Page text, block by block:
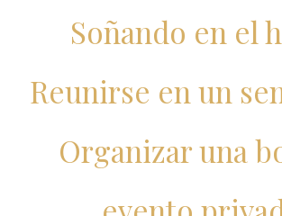
Soñando en el
Reunirse en un
Organizar una